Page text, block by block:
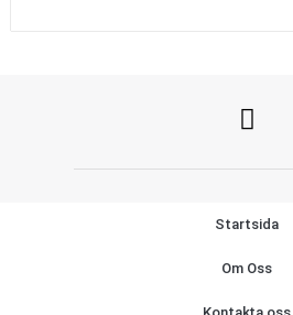
Startsida
Om Oss